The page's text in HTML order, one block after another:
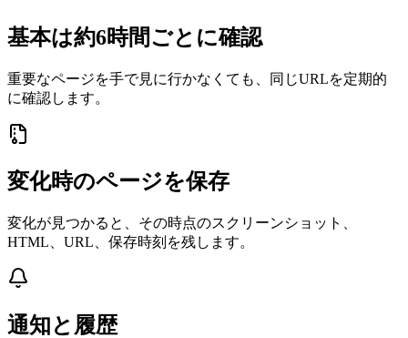
基本は約6時間ごとに確認
重要なページを手で見に行かなくても、同じURLを定期的
に確認します。
変化時のページを保存
変化が見つかると、その時点のスクリーンショット、
HTML、URL、保存時刻を残します。
通知と履歴